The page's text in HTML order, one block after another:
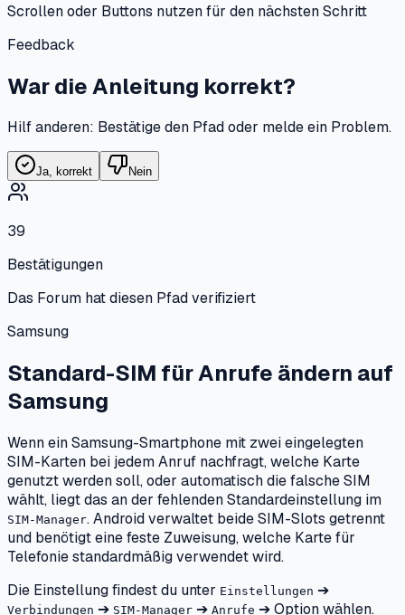
Scrollen oder Buttons nutzen für den nächsten Schritt
Feedback
War die Anleitung korrekt?
Hilf anderen: Bestätige den Pfad oder melde ein Problem.
Ja, korrekt Nein
39
Bestätigungen
Das Forum hat diesen Pfad verifiziert
Samsung
Standard-SIM für Anrufe ändern auf
Samsung
Wenn ein Samsung-Smartphone mit zwei eingelegten
SIM-Karten bei jedem Anruf nachfragt, welche Karte
genutzt werden soll, oder automatisch die falsche SIM
wählt, liegt das an der fehlenden Standardeinstellung im
SIM-Manager. Android verwaltet beide SIM-Slots getrennt
und benötigt eine feste Zuweisung, welche Karte für
Telefonie standardmäßig verwendet wird.
Die Einstellung findest du unter Einstellungen ➔
Verbindungen ➔ SIM-Manager ➔ Anrufe ➔ Option wählen.